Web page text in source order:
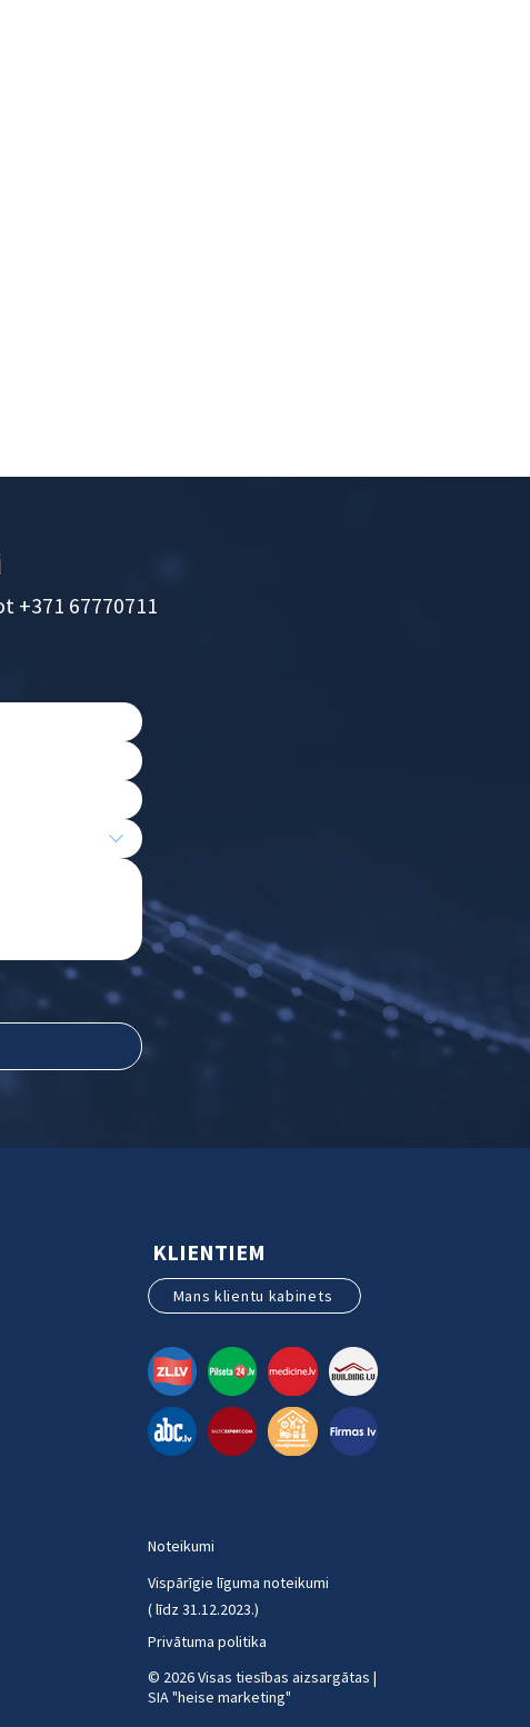
+371 67770711
KLIENTIEM
Mans klientu kabinets
Noteikumi
Vispārīgie līguma noteikumi
( līdz 31.12.2023.)
Privātuma politika
© 2026 Visas tiesības aizsargātas |
SIA "heise marketing"